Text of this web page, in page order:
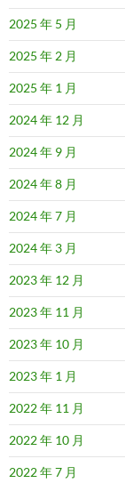
2025 年 5 月
2025 年 2 月
2025 年 1 月
2024 年 12 月
2024 年 9 月
2024 年 8 月
2024 年 7 月
2024 年 3 月
2023 年 12 月
2023 年 11 月
2023 年 10 月
2023 年 1 月
2022 年 11 月
2022 年 10 月
2022 年 7 月